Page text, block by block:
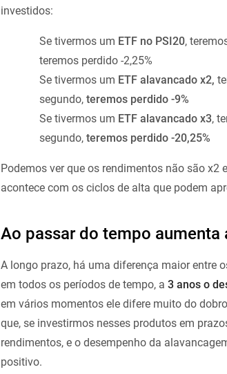
investidos:
Se tivermos um ETF no PSI20,
teremos perdido -2,25%
Se tivermos um ETF alavancado x2,
segundo, teremos perdido -9%
Se tivermos um ETF alavancado x3,
segundo, teremos perdido -20,25%
Podemos ver que os rendimentos não são
acontece com os ciclos de alta que podem
Ao passar do tempo aumenta
A longo prazo, há uma diferença maior entre
em todos os períodos de tempo, a 3 anos o
em vários momentos ele difere muito do
que, se investirmos nesses produtos em
rendimentos, e o desempenho da
positivo.